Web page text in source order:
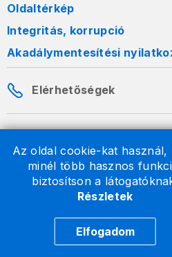
Az oldal cookie-kat használ,
minél több hasznos
biztosítson a
Részletek
Elfogadom
Oldaltérkép
Integritás, korrupció
Akadálymentesítési
Elérhetőségek
A honlapon szereplő
formában szabadon
2026 © A Nemzeti Adó- és
jogvédelem alatt állnak.